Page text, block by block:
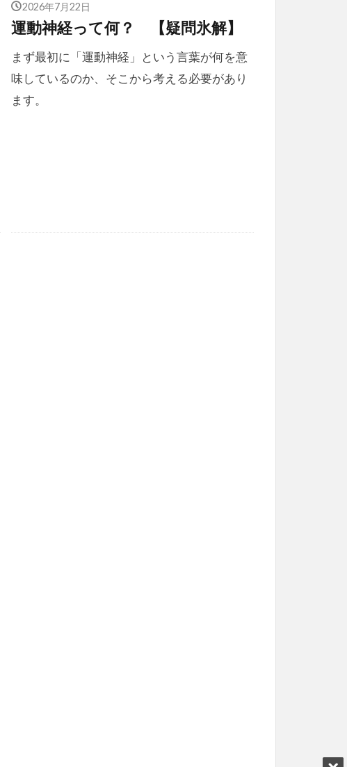
2026年7月22日
運動神経って何？ 【疑問氷解】
まず最初に「運動神経」という言葉が何を意
味しているのか、そこから考える必要があり
ます。